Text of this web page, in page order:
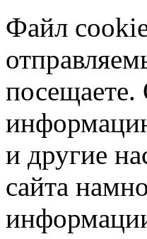
Файл
посещаете.
и другие
сайта